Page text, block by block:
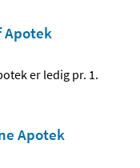
Apotek
er ledig pr. 1.
Apotek